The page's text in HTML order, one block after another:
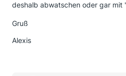
deshalb abwatschen oder gar mit
Gruß
Alexis